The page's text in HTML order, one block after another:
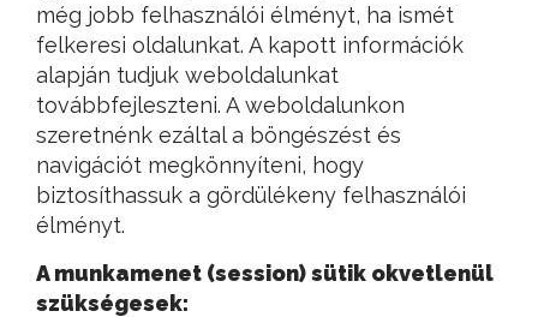
még jobb felhasználói élményt, ha ismét
felkeresi oldalunkat. A kapott információk
alapján tudjuk weboldalunkat
továbbfejleszteni. A weboldalunkon
szeretnénk ezáltal a böngészést és
navigációt megkönnyíteni, hogy
biztosíthassuk a gördülékeny felhasználói
élményt.
A munkamenet (session) sütik okvetlenül
szükségesek: